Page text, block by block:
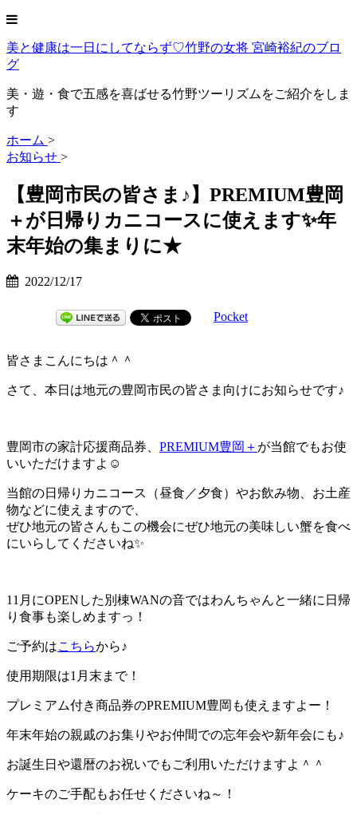
美と健康は一日にしてならず♡竹野の女将 宮崎裕紀のブロ
グ
美・遊・食で五感を喜ばせる竹野ツーリズムをご紹介をしま
す
ホーム >
お知らせ >
【豊岡市民の皆さま♪】PREMIUM豊岡
＋が日帰りカニコースに使えます✨年
末年始の集まりに★
2022/12/17
Pocket
皆さまこんにちは＾＾
さて、本日は地元の豊岡市民の皆さま向けにお知らせです♪
豊岡市の家計応援商品券、 PREMIUM豊岡＋ が当館でもお使
いいただけますよ☺
当館の日帰りカニコース（昼食／夕食）やお飲み物、お土産
物などに使えますので、
ぜひ地元の皆さんもこの機会にぜひ地元の美味しい蟹を食べ
にいらしてくださいね✨
11月にOPENした別棟WANの音ではわんちゃんと一緒に日帰
り食事も楽しめますっ！
ご予約はこちらから♪
使用期限は1月末まで！
プレミアム付き商品券のPREMIUM豊岡も使えますよー！
年末年始の親戚のお集りやお仲間での忘年会や新年会にも♪
お誕生日や還暦のお祝いでもご利用いただけますよ＾＾
ケーキのご手配もお任せくださいね～！